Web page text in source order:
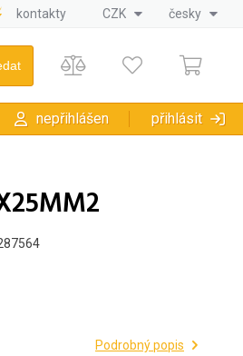
kontakty CZK česky
nepřihlášen přihlásit
Podrobný popis